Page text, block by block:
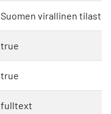
Suomen virallinen tilasto
true
true
fulltext